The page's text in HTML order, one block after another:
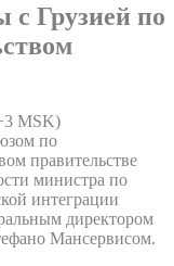
с Грузией по
MSK)
по
правительстве
министра по
интеграции
директором
Мансервисом.